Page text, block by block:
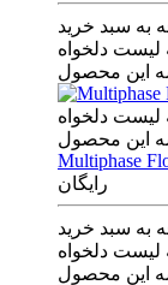
به سبد خرید
لیست دلخواه
این محصول
لیست دلخواه
این محصول
Multiphase
رایگان
به سبد خرید
لیست دلخواه
این محصول